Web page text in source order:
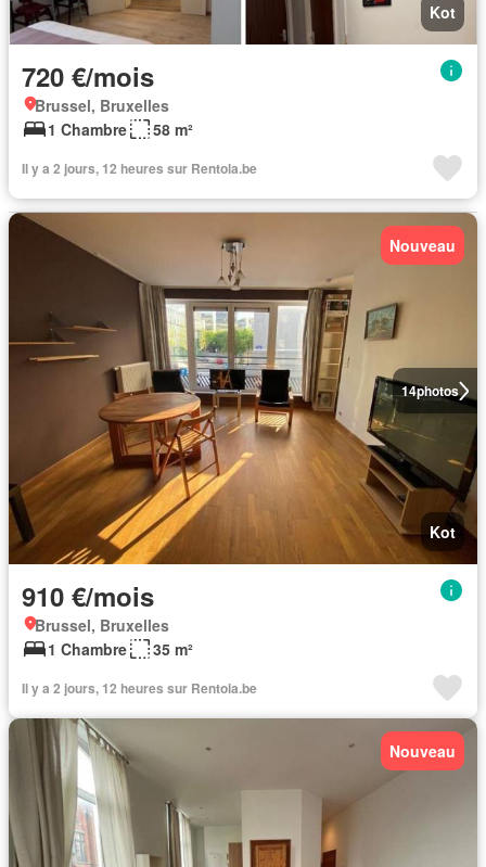
Kot
720 €/mois
Brussel, Bruxelles
1 Chambre
58 m²
Il y a 2 jours, 12 heures sur Rentola.be
14photos
Nouveau
Kot
910 €/mois
Brussel, Bruxelles
1 Chambre
35 m²
Il y a 2 jours, 12 heures sur Rentola.be
Nouveau